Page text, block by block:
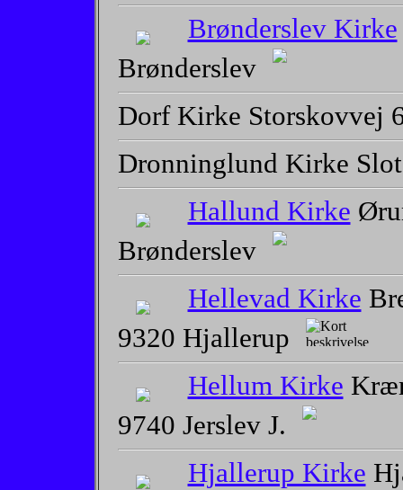
Brønderslev Kirke
Brønderslev
Dorf Kirke Storskovvej
Dronninglund Kirke
Hallund Kirke
Brønderslev
Hellevad Kirke
9320 Hjallerup
Hellum Kirke
9740 Jerslev J.
Hjallerup Kirke